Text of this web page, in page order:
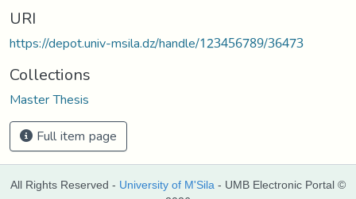
URI
https://depot.univ-msila.dz/handle/123456789/36473
Collections
Master Thesis
Full item page
All Rights Reserved - University of M'Sila - UMB Electronic Portal ©